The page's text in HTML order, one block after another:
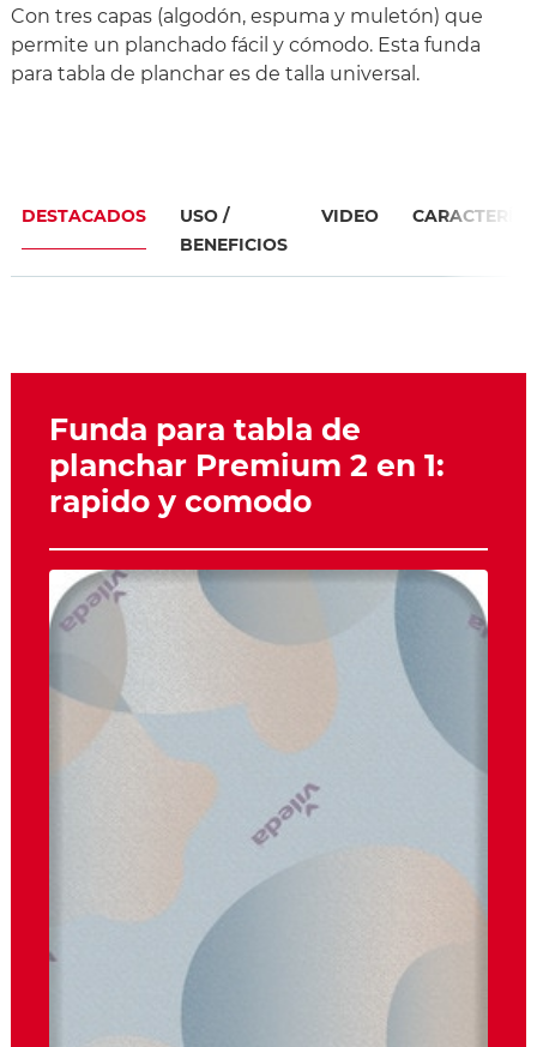
Con tres capas (algodón, espuma y muletón) que
permite un planchado fácil y cómodo. Esta funda
para tabla de planchar es de talla universal.
DESTACADOS
USO /
BENEFICIOS
VIDEO
Funda para tabla de
planchar Premium 2 en 1:
rapido y comodo